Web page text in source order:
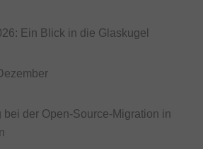
Ein Blick in die Glaskugel
bei der Open-Source-Migration in